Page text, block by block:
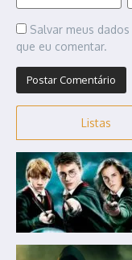
Salvar meus
que eu comentar.
Listas